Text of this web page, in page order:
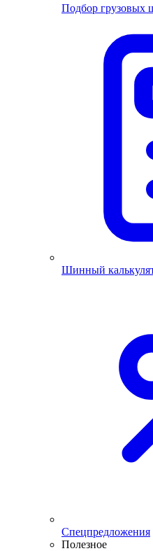
Подбор грузовых
Шинный
Спецпредложения
Полезное